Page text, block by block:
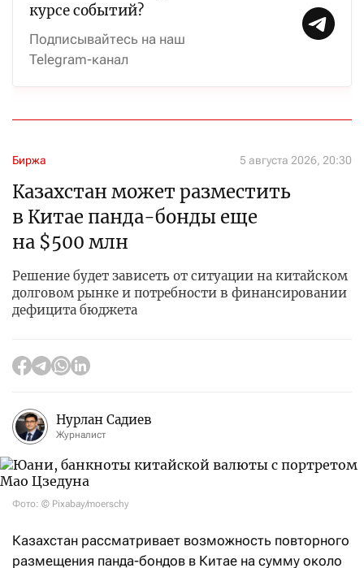
курсе событий?
Подписывайтесь на наш
Telegram-канал
Биржа 5 августа 2026, 20:30
Казахстан может разместить
в Китае панда-бонды еще
на $500 млн
Решение будет зависеть от ситуации на китайском
долговом рынке и потребности в финансировании
дефицита бюджета
Нурлан Садиев
Журналист
Фото: © Pixabay/moerschy
Казахстан рассматривает возможность повторного
размещения панда-бондов в Китае на сумму около